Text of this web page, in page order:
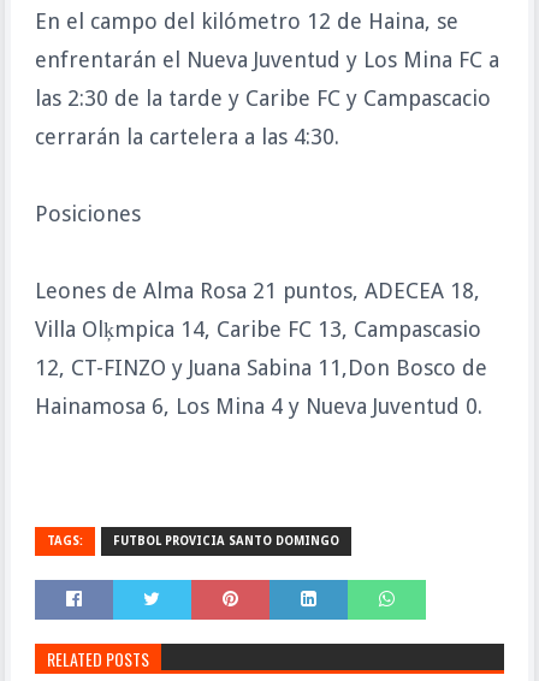
En el campo del kilómetro 12 de Haina, se
enfrentarán el Nueva Juventud y Los Mina FC a
las 2:30 de la tarde y Caribe FC y Campascacio
cerrarán la cartelera a las 4:30.
Posiciones
Leones de Alma Rosa 21 puntos, ADECEA 18,
Villa Olķmpica 14, Caribe FC 13, Campascasio
12, CT-FINZO y Juana Sabina 11,Don Bosco de
Hainamosa 6, Los Mina 4 y Nueva Juventud 0.
TAGS: FUTBOL PROVICIA SANTO DOMINGO
RELATED POSTS